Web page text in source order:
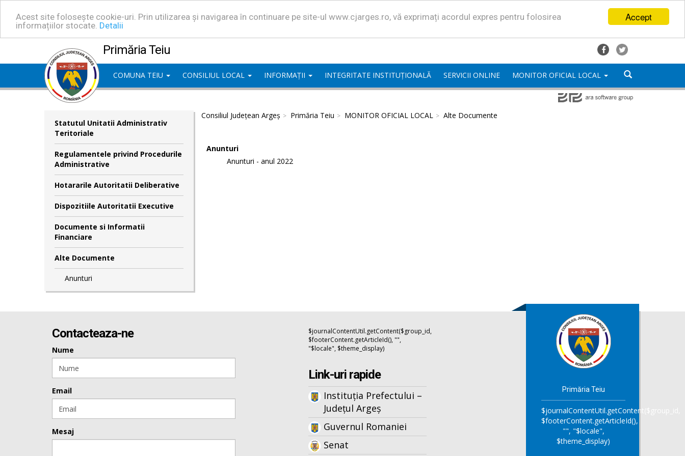
Accept
Acest site folosește cookie-uri. Prin utilizarea și navigarea în continuare pe site-ul www.cjarges.ro, vă exprimați acordul expres pentru folosirea
informațiilor stocate. Detalii
Primăria Teiu
COMUNA TEIU CONSILIUL LOCAL INFORMAȚII INTEGRITATE INSTITUȚIONALĂ SERVICII ONLINE MONITOR OFICIAL LOCAL
Statutul Unitatii Administrativ
Teritoriale
Regulamentele privind Procedurile
Administrative
Hotararile Autoritatii Deliberative
Dispozitiile Autoritatii Executive
Documente si Informatii
Financiare
Alte Documente
Anunturi
Consiliul Județean Argeș Primăria Teiu MONITOR OFICIAL LOCAL Alte Documente
Anunturi
Anunturi - anul 2022
Contacteaza-ne
Nume
Email
Mesaj
$journalContentUtil.getContent($group_id,
$footerContent.getArticleId(), "",
"$locale", $theme_display)
Link-uri rapide
Instituția Prefectului –
Județul Argeș
Guvernul Romaniei
Senat
Primăria Teiu
$journalContentUtil.getContent($group_id,
$footerContent.getArticleId(),
"", "$locale",
$theme_display)